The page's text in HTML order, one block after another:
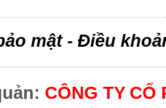
mật- Điều
CÔNG TY CỔ